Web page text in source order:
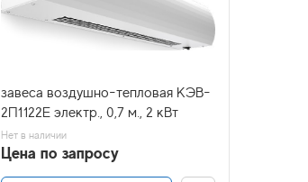
завеса воздушно-тепловая КЭВ-
2П1122Е электр., 0,7 м., 2 кВт
Нет в наличии
Цена по запросу